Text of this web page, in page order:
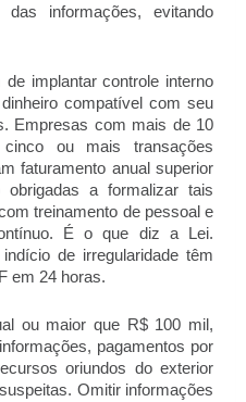
das informações, evitando
implantar controle interno
compatível com seu
Empresas com mais de 10
ou mais transações
faturamento anual superior
a formalizar tais
treinamento de pessoal e
É o que diz a Lei.
de irregularidade têm
em 24 horas.
ou maior que R$ 100 mil,
pagamentos por
oriundos do exterior
Omitir informações